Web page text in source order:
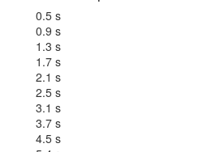
0.5 s
0.9 s
1.3 s
1.7 s
2.1 s
2.5 s
3.1 s
3.7 s
4.5 s